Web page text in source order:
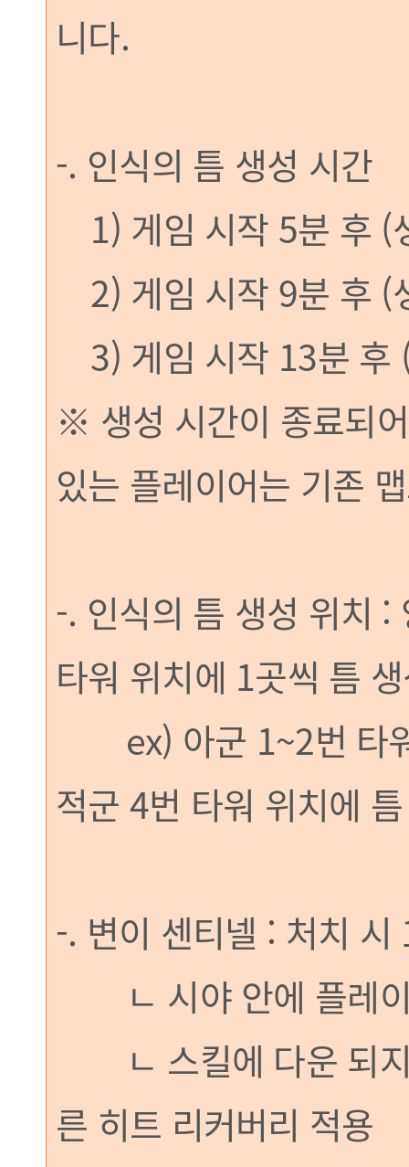
니다.
-. 인식의 틈 생성 시간
1) 게임 시작 5분 후 (
2) 게임 시작 9분 후 (
3) 게임 시작 13분 후
※ 생성 시간이 종료되
있는 플레이어는 기존
-. 인식의 틈 생성 위치 :
타워 위치에 1곳씩 틈
ex) 아군 1~2번 타워
적군 4번 타워 위치에
-. 변이 센티넬 : 처치 시
ㄴ 시야 안에 플레이
ㄴ 스킬에 다운 되지
른 히트 리커버리 적용